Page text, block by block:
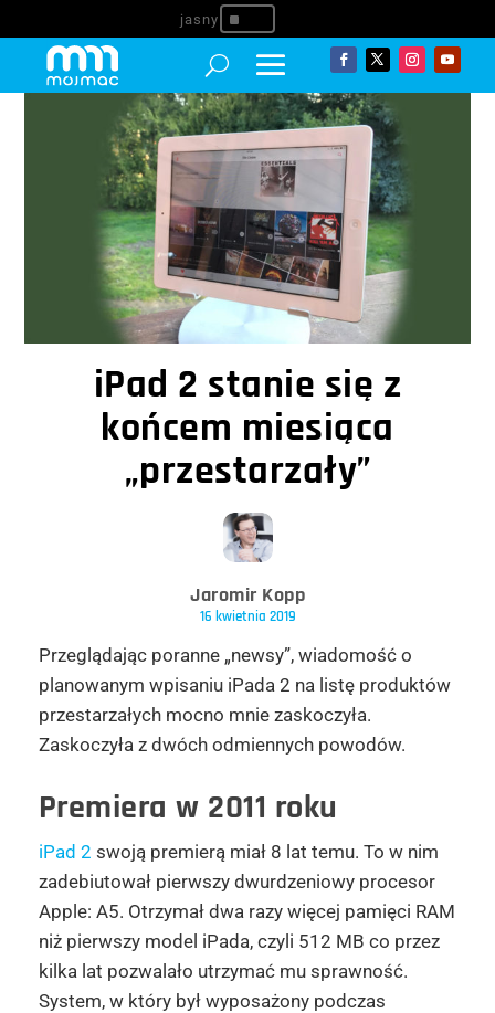
^
iPad 2 stanie się z
końcem miesiąca
„przestarzały”
Jaromir Kopp
16 kwietnia 2019
Przeglądając poranne „newsy”, wiadomość o
planowanym wpisaniu iPada 2 na listę produktów
przestarzałych mocno mnie zaskoczyła.
Zaskoczyła z dwóch odmiennych powodów.
Premiera w 2011 roku
iPad 2 swoją premierą miał 8 lat temu. To w nim
zadebiutował pierwszy dwurdzeniowy procesor
Apple: A5. Otrzymał dwa razy więcej pamięci RAM
niż pierwszy model iPada, czyli 512 MB co przez
kilka lat pozwalało utrzymać mu sprawność.
System, w który był wyposażony podczas